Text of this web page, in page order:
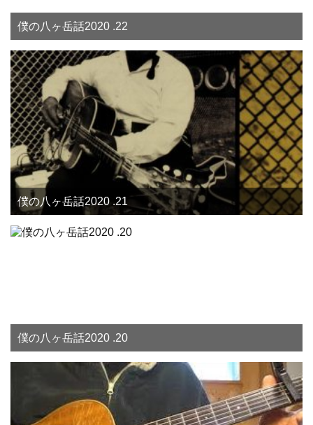
僕の八ヶ岳話2020 .22
僕の八ヶ岳話2020 .21
僕の八ヶ岳話2020 .20